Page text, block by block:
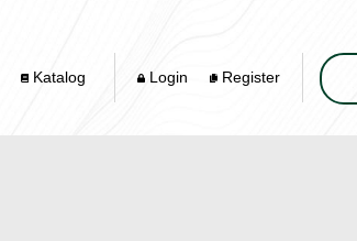
Katalog Login Register